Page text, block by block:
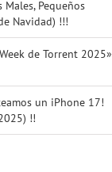
Males, Pequeños
Navidad) !!!
de Torrent 2025»
un iPhone 17!
!!